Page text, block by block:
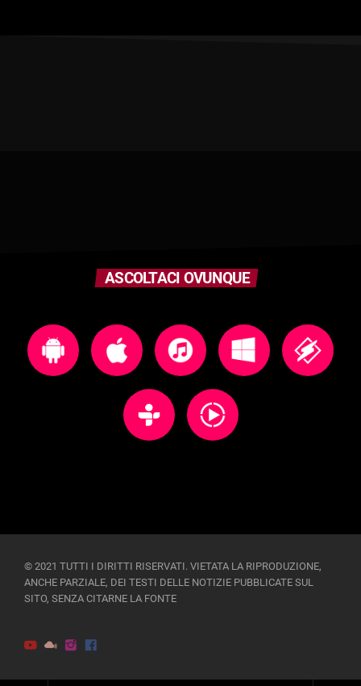
ASCOLTACI OVUNQUE
© 2021 TUTTI I DIRITTI RISERVATI. VIETATA LA RIPRODUZIONE,
ANCHE PARZIALE, DEI TESTI DELLE NOTIZIE PUBBLICATE SUL
SITO, SENZA CITARNE LA FONTE